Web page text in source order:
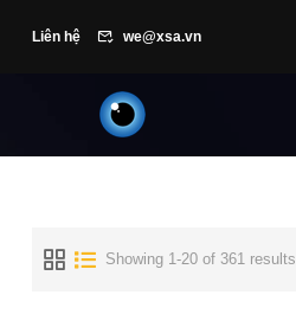
Liên hệ we@xsa.vn
Showing 1-20 of 361 results